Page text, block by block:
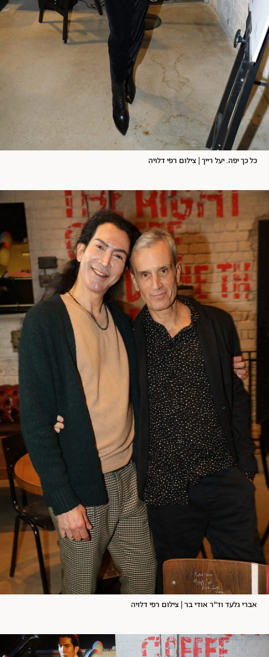
כל כך יפה. יעל רייך | צילום רפי דלויה
אברי גלעד וד"ר אודי בר | צילום רפי דלויה